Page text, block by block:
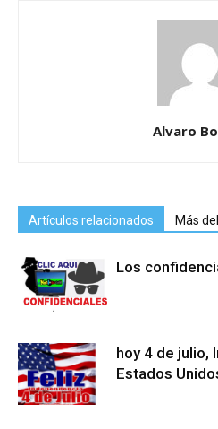
Alvaro
Artículos relacionados Más
Los
hoy 4 de julio,
Estados